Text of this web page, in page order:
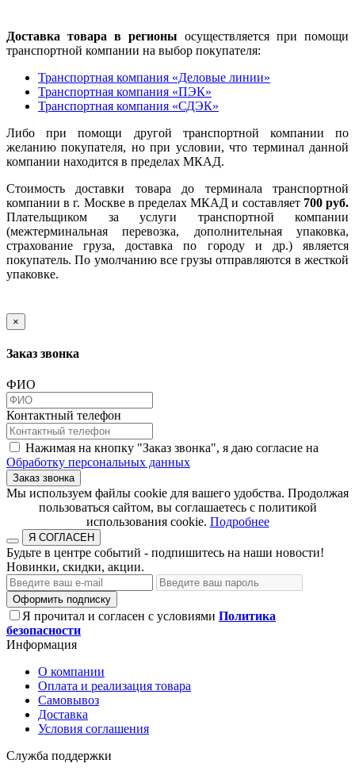
Доставка товара в регионы осуществляется при помощи
транспортной компании на выбор покупателя:
Транспортная компания «Деловые линии»
Транспортная компания «ПЭК»
Транспортная компания «СДЭК»
Либо при помощи другой транспортной компании по
желанию покупателя, но при условии, что терминал данной
компании находится в пределах МКАД.
Стоимость доставки товара до терминала транспортной
компании в г. Москве в пределах МКАД и составляет 700 руб.
Плательщиком за услуги транспортной компании
(межтерминальная перевозка, дополнительная упаковка,
страхование груза, доставка по городу и др.) является
покупатель. По умолчанию все грузы отправляются в жесткой
упаковке.
×
Заказ звонка
ФИО
Контактный телефон
Нажимая на кнопку "Заказ звонка", я даю согласие на
Обработку персональных данных
Заказ звонка
​​​​​​​Мы используем файлы cookie для вашего удобства. Продолжая
пользоваться сайтом, вы соглашаетесь с политикой
использования cookie.​​​​​​​ Подробнее
Я СОГЛАСЕН
Будьте в центре событий - подпишитесь на наши новости!
Новинки, скидки, акции.
Оформить подписку
Я прочитал и согласен с условиями Политика
безопасности
Информация
О компании
Оплата и реализация товара
Самовывоз
Доставка
Условия соглашения
Служба поддержки